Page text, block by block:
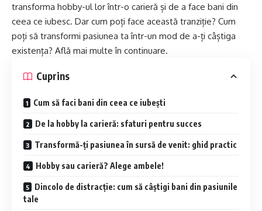
transforma hobby-ul lor într-o carieră și de a face bani din
ceea ce iubesc. Dar cum poți face această tranziție? Cum
poți să transformi pasiunea ta într-un mod de a-ți câștiga
existența? Află mai multe în continuare.
Cuprins
Cum să faci bani din ceea ce iubești
De la hobby la carieră: sfaturi pentru succes
Transformă-ți pasiunea în sursă de venit: ghid practic
Hobby sau carieră? Alege ambele!
Dincolo de distracție: cum să câștigi bani din pasiunile
tale